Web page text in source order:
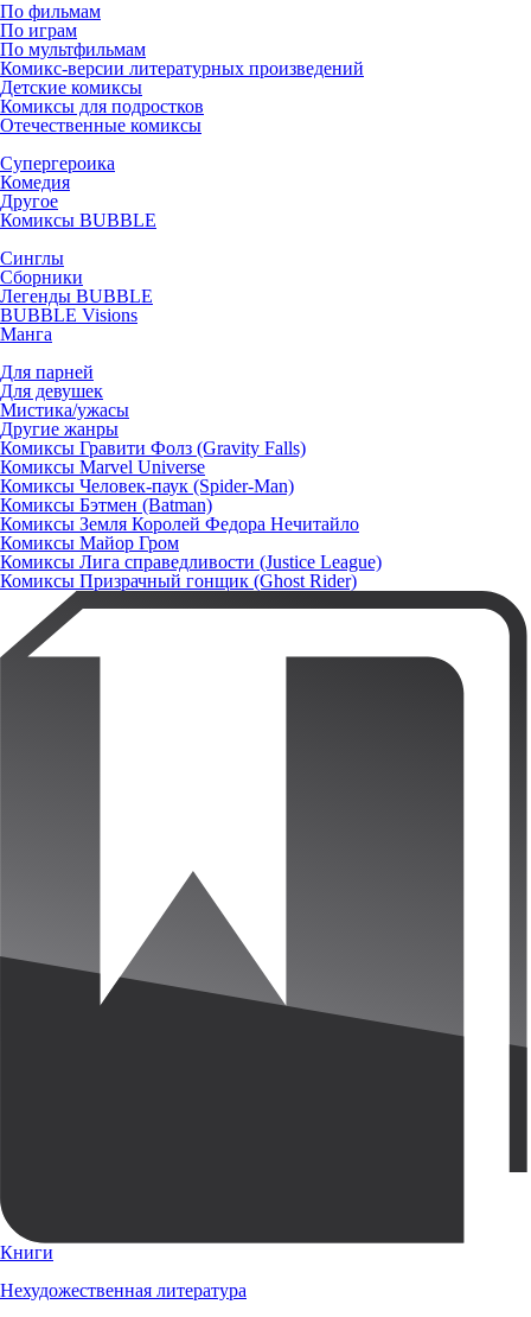
По фильмам
По играм
По мультфильмам
Комикс-версии литературных произведений
Детские комиксы
Комиксы для подростков
Отечественные комиксы
Супергероика
Комедия
Другое
Комиксы BUBBLE
Синглы
Сборники
Легенды BUBBLE
BUBBLE Visions
Манга
Для парней
Для девушек
Мистика/ужасы
Другие жанры
Комиксы Гравити Фолз (Gravity Falls)
Комиксы Marvel Universe
Комиксы Человек-паук (Spider-Man)
Комиксы Бэтмен (Batman)
Комиксы Земля Королей Федора Нечитайло
Комиксы Майор Гром
Комиксы Лига справедливости (Justice League)
Комиксы Призрачный гонщик (Ghost Rider)
Книги
Нехудожественная литература